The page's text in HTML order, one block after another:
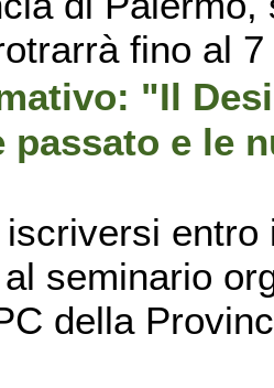
fino al
"Il
passato e le
seminario
della